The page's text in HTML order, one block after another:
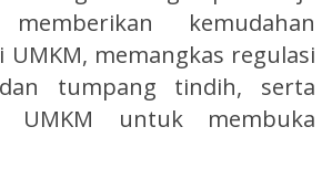
kemudahan
UMKM, memangkas regulasi
tumpang tindih, serta
UMKM untuk membuka